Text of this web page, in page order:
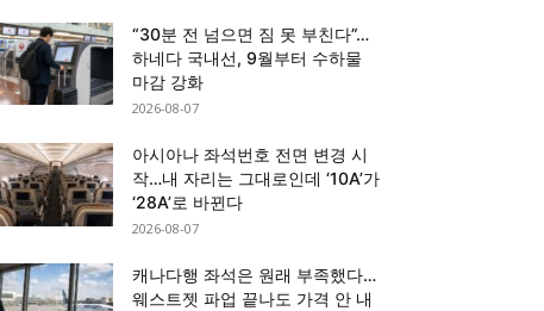
“30분 전 넘으면 짐 못 부친다”…
하네다 국내선, 9월부터 수하물
마감 강화
2026-08-07
아시아나 좌석번호 전면 변경 시
작…내 자리는 그대로인데 ‘10A’가
‘28A’로 바뀐다
2026-08-07
캐나다행 좌석은 원래 부족했다…
웨스트젯 파업 끝나도 가격 안 내